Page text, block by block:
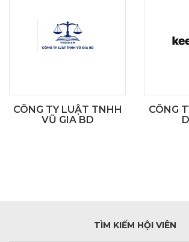
CÔNG TY LUẬT TNHH
VŨ GIA BD
CÔNG
TÌM KIẾM HỘI VIÊN